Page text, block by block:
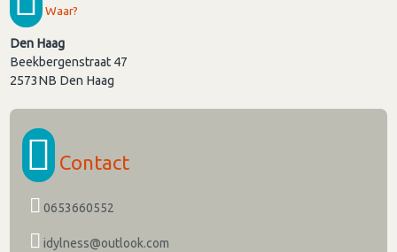
Waar?
Den Haag
Beekbergenstraat 47
2573NB Den Haag
Contact
0653660552
idylness@outlook.com